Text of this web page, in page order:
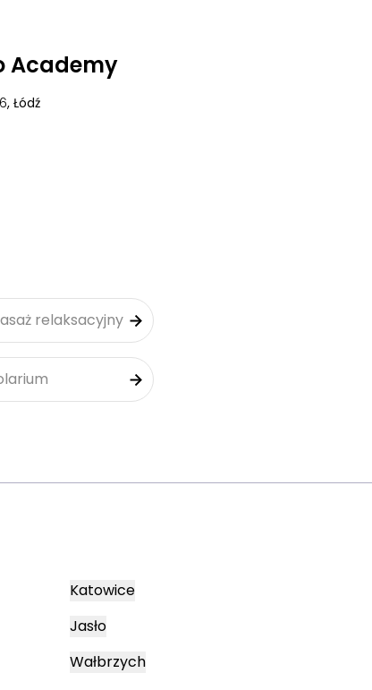
Academy
, Łódź
relaksacyjny
Katowice
Jasło
Wałbrzych